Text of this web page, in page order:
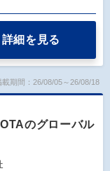
詳細を見る
載期間：26/08/05～26/08/18
のグローバル